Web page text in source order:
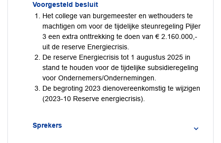
Voorgesteld besluit
Het college van burgemeester en wethouders te
machtigen om voor de tijdelijke steunregeling Pijler
3 een extra onttrekking te doen van € 2.160.000,-
uit de reserve Energiecrisis.
De reserve Energiecrisis tot 1 augustus 2025 in
stand te houden voor de tijdelijke subsidieregeling
voor Ondernemers/Ondernemingen.
De begroting 2023 dienovereenkomstig te wijzigen
(2023-10 Reserve energiecrisis).
Sprekers